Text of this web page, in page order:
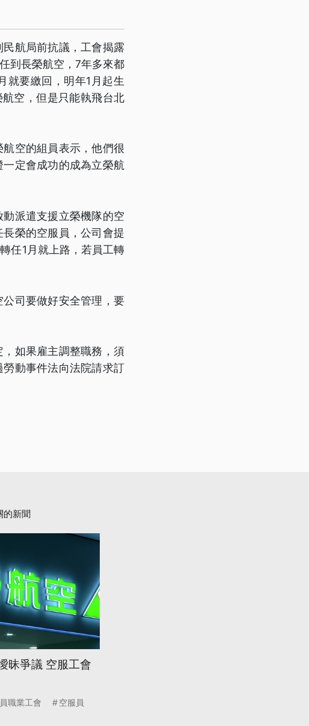
航局前抗議，工會揭露
到長榮航空，7年多來都
就要繳回，明年1月起生
空，但是只能執飛台北
空的組員表示，他們很
定會成功的成為立榮航
派遣支援立榮機隊的空
榮的空服員，公司會提
任1月就上路，若員工轉
司要做好安全管理，要
如果雇主調整職務，須
動事件法向法院請求訂
的新聞
昧爭議 空服工會
職業工會
空服員